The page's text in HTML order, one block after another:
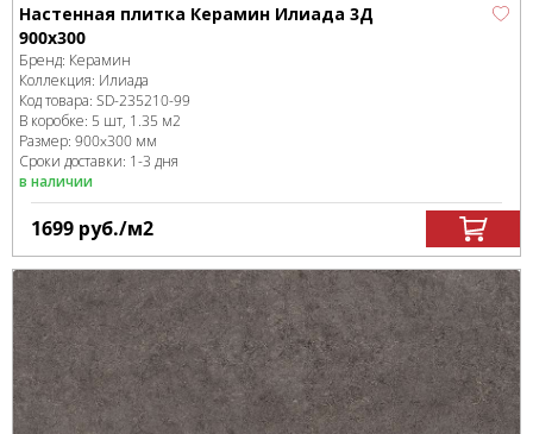
Настенная плитка Керамин Илиада 3Д
900х300
Бренд: Керамин
Коллекция: Илиада
Код товара: SD-235210-99
В коробке: 5 шт, 1.35 м2
Размер: 900x300 мм
Сроки доставки: 1-3 дня
в наличии
1699 руб./м2